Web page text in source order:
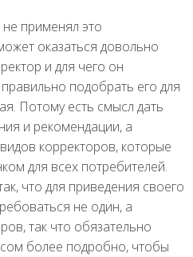
не применял это
оказаться довольно
и для чего он
подобрать его для
Потому есть смысл дать
и рекомендации, а
корректоров, которые
для всех потребителей.
что для приведения своего
не один, а
так что обязательно
более подробно, чтобы